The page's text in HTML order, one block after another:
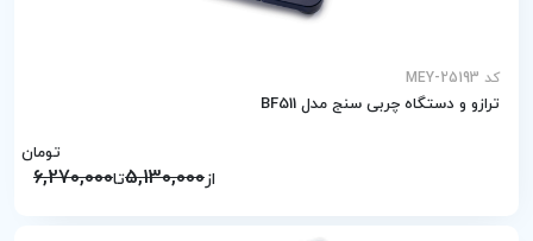
کد MEY-25193
ترازو و دستگاه چربی سنج مدل BF511
از5,130,000تا6,270,000
تومان